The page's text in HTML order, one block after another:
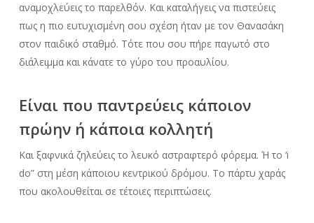
αναμοχλεύεις το παρελθόν. Και καταλήγεις να πιστεύεις
πως η πιο ευτυχισμένη σου σχέση ήταν με τον Θανασάκη
στον παιδικό σταθμό. Τότε που σου πήρε παγωτό στο
διάλειμμα και κάνατε το γύρο του προαυλίου.
Είναι που παντρεύεις κάποιον
πρώην ή κάποια κολλητή
Και ξαφνικά ζηλεύεις το λευκό αστραφτερό φόρεμα. Ή το ‘i
do” στη μέση κάποιου κεντρικού δρόμου. Το πάρτυ χαράς
που ακολουθείται σε τέτοιες περιπτώσεις.